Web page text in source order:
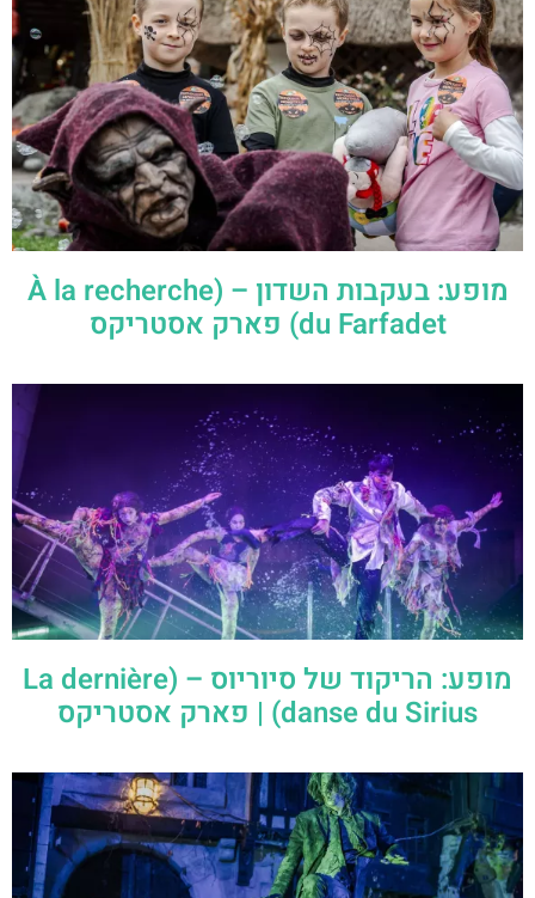
מופע: בעקבות השדון – (À la recherche
du Farfadet) פארק אסטריקס
מופע: הריקוד של סיוריוס – (La dernière
danse du Sirius) | פארק אסטריקס